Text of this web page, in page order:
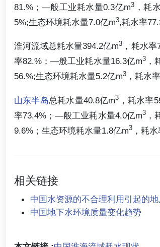
81.%；—般工业耗水量0.3亿m3 ，耗
5%;生态环境耗水量7.0亿m3,耗水率
淮河流域总耗水量394.2亿m3 ，耗水
率82.%；—般工业耗水量16.3亿m3，
56.%;生态环境耗水量5.2亿m3 ，耗水
山东半岛总耗水量40.8亿m3 ，耗水率
率73.4%；—般工业耗水量4.0亿m3，
9.6%；生态环境耗水量1.8亿m3 ，耗
相关链接
中国水资源的不合理利用引起的
中国地下水环境质量变化趋势